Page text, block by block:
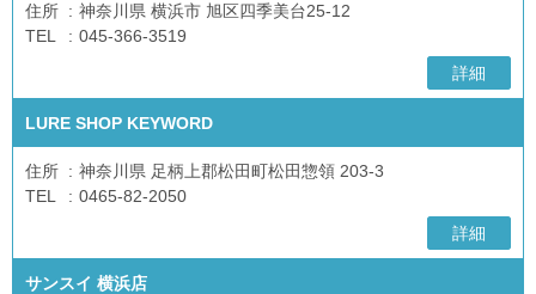
住所
神奈川県 横浜市 旭区四季美台25-12
TEL
045-366-3519
詳細
LURE SHOP KEYWORD
住所
神奈川県 足柄上郡松田町松田惣領 203-3
TEL
0465-82-2050
詳細
サンスイ 横浜店